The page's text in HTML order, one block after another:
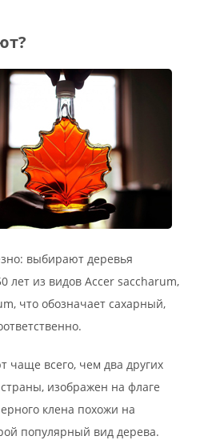
выбирают деревья
лет из видов Accer saccharum,
что обозначает сахарный,
чаще всего, чем два других
изображен на флаге
клена похожи на
популярный вид дерева.